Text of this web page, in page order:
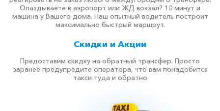
Опаздываете в аэропорт или ЖД вокзал? 10 минут и
машина у Вашего дома. Наш опытный водитель построит
максимально быстрый маршрут.
Скидки и Акции
Предоставим скидку на обратный трансфер. Просто
заранее предупредите оператора, что вам понадобится
такси туда и обратно